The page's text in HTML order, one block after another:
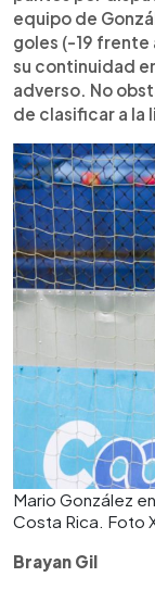
equipo de
goles (-19
su continuidad
adverso. No
de clasificar a la
Mario González
Costa Rica. Foto
Brayan Gil